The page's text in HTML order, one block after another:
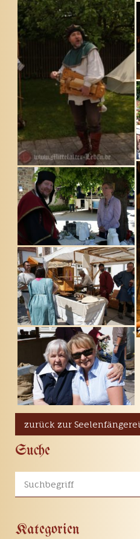
zurück zur Seelenfängerei
Suche
Kategorien